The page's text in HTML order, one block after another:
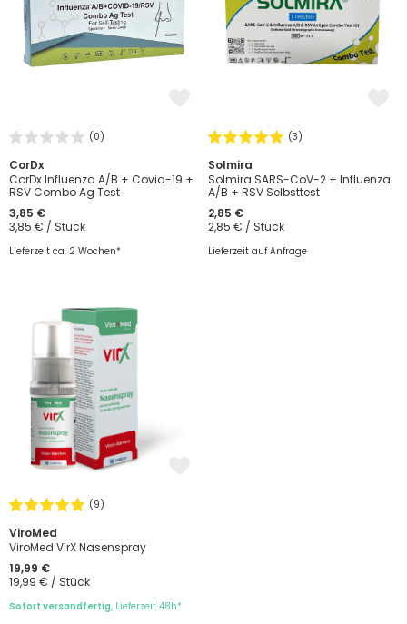
(0)
CorDx
CorDx Influenza A/B + Covid-19 +
RSV Combo Ag Test
3,85 €
3,85 € / Stück
Lieferzeit ca. 2 Wochen*
(3)
Solmira
Solmira SARS-CoV-2 + Influenza
A/B + RSV Selbsttest
2,85 €
2,85 € / Stück
Lieferzeit auf Anfrage
(9)
ViroMed
ViroMed VirX Nasenspray
19,99 €
19,99 € / Stück
Sofort versandfertig, Lieferzeit 48h*